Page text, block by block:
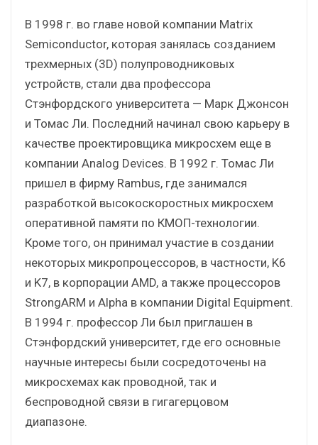
В 1998 г. во главе новой компании Matrix
Semiconductor, которая занялась созданием
трехмерных (3D) полупроводниковых
устройств, стали два профессора
Стэнфордского университета — Марк Джонсон
и Томас Ли. Последний начинал свою карьеру в
качестве проектировщика микросхем еще в
компании Analog Devices. В 1992 г. Томас Ли
пришел в фирму Rambus, где занимался
разработкой высокоскоростных микросхем
оперативной памяти по КМОП-технологии.
Кроме того, он принимал участие в создании
некоторых микропроцессоров, в частности, K6
и K7, в корпорации AMD, а также процессоров
StrongARM и Alpha в компании Digital Equipment.
В 1994 г. профессор Ли был приглашен в
Стэнфордский университет, где его основные
научные интересы были сосредоточены на
микросхемах как проводной, так и
беспроводной связи в гигагерцовом
диапазоне.